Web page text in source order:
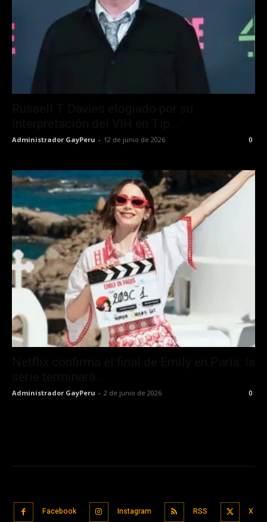
Administrador GayPeru - 12 de junio de 2026 0
Administrador GayPeru - 2 de junio de 2026 0
Facebook Instagram RSS X